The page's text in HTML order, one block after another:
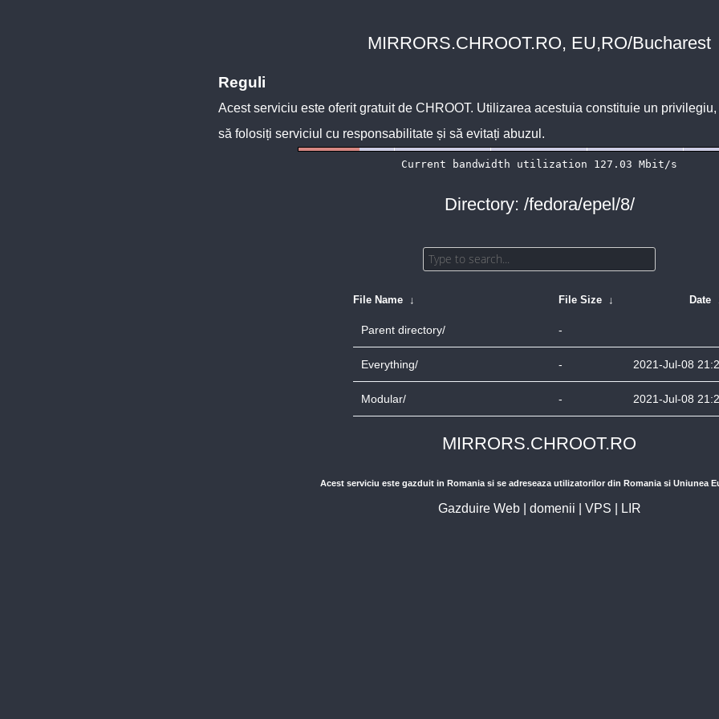
MIRRORS.CHROOT.RO, EU,RO/Bucharest
Reguli
Acest serviciu este oferit gratuit de CHROOT. Utilizarea acestuia constituie un
să folosiți serviciul cu responsabilitate și să evitați abuzul.
Directory: /fedora/epel/8/
File Name ↓ File Size ↓ Date
Parent directory/ -
Everything/ - 2021-Jul-08
Modular/ - 2021-Jul-08
MIRRORS.CHROOT.RO
Acest serviciu este gazduit in Romania si se adreseaza utilizatorilor din Romania si Uniunea
Gazduire Web| domenii VPS LIR